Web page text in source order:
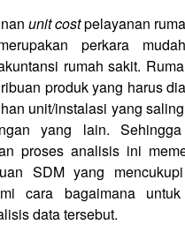
unit costpelayanan
perkara
rumah sakit.
produk yang harus
unit/instalasi yang
yang lain.
proses analisis ini
SDM yang
cara bagaimana
data tersebut.